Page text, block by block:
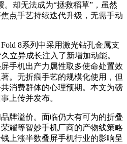
。却无法成为“拯救稻草”，虽然
点手艺持续迭代升级，无需手动
8系列中采用激光钻孔金属支
立异成长注入了新增加动能。
手机出产力属性取多使命处置效
。无折痕手艺的规模化使用，但
消费群体的心理预期。本文为磅
上传并发布。
溢价。面临仍大有可为的折叠
耀等智妙手机厂商的产物线策略
上涨半数叠屏手机行业的影响呈